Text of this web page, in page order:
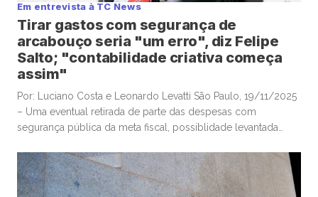
Em entrevista à TC News
Tirar gastos com segurança de
arcabouço seria "um erro", diz Felipe
Salto; "contabilidade criativa começa
assim"
Por: Luciano Costa e Leonardo Levatti São Paulo, 19/11/2025
– Uma eventual retirada de parte das despesas com
segurança pública da meta fiscal, possiblidade levantada
semana, seria “um erro”, e “desastrosa”, alertou o
economista-chefe e sócio da Warren Investimentos, Felipe
Salto, em participação na TC News. Lewandowski ventilou […]